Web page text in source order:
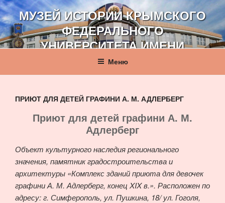
Перейти
к
содержимому
МУЗЕЙ ИСТОРИИ КРЫМСКОГО
ФЕДЕРАЛЬНОГО
УНИВЕРСИТЕТА ИМЕНИ
В. И. ВЕРНАДСКОГО
Меню
ПРИЮТ ДЛЯ ДЕТЕЙ ГРАФИНИ А. М. АДЛЕРБЕРГ
Приют для детей графини А. М.
Адлерберг
Объект культурного наследия регионального
значения, памятник градостроительства и
архитектуры «Комплекс зданий приюта для девочек
графини А. М. Адлерберг, конец XIX в.». Расположен по
адресу: г. Симферополь, ул. Пушкина, 18/ ул. Гоголя,